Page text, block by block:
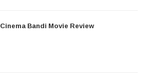
Cinema Bandi Movie Review